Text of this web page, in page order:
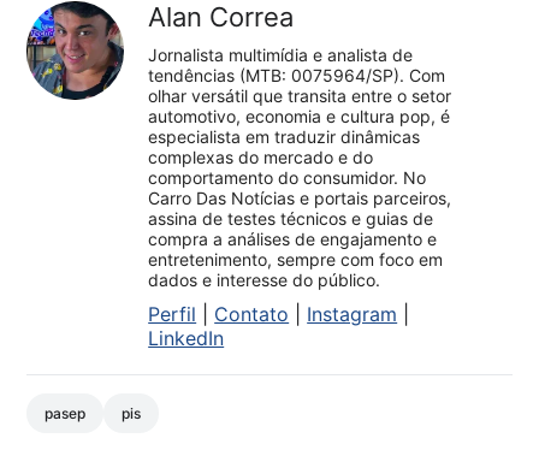
Alan Correa
Jornalista multimídia e analista de
tendências (MTB: 0075964/SP). Com
olhar versátil que transita entre o setor
automotivo, economia e cultura pop, é
especialista em traduzir dinâmicas
complexas do mercado e do
comportamento do consumidor. No
Carro Das Notícias e portais parceiros,
assina de testes técnicos e guias de
compra a análises de engajamento e
entretenimento, sempre com foco em
dados e interesse do público.
Perfil Contato Instagram
LinkedIn
pasep pis